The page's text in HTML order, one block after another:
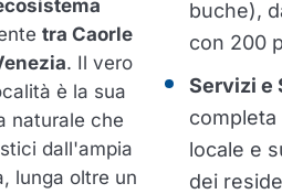
tra Caorle
. Il vero
è la sua
naturale che
dall'ampia
lunga oltre un
buche),
con 200
Servizi e
locale e
dei